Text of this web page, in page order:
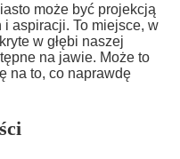
może być projekcją
aspiracji. To miejsce, w
w głębi naszej
na jawie. Może to
na to, co naprawdę